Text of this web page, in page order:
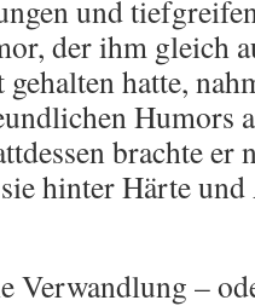
und
der ihm gleich
hatte,
Humors
brachte er
hinter Härte
Verwandlung –